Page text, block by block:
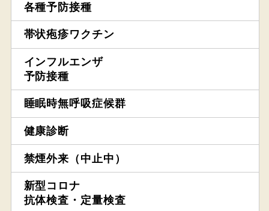
各種予防接種
帯状疱疹ワクチン
インフルエンザ
予防接種
睡眠時無呼吸症候群
健康診断
禁煙外来（中止中）
新型コロナ
抗体検査・定量検査